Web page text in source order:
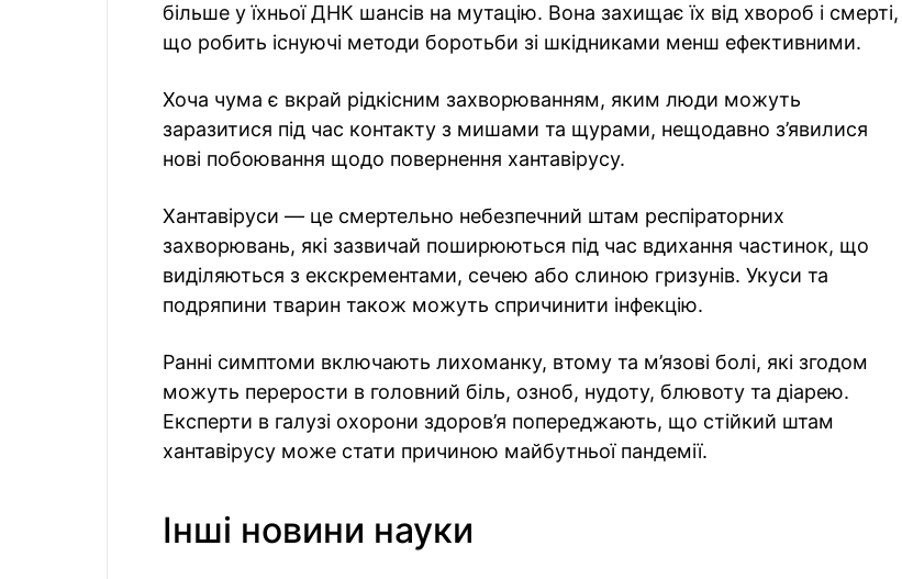
більше у їхньої ДНК шансів на мутацію. Вона захищає їх від хвороб і смерті,
що робить існуючі методи боротьби зі шкідниками менш ефективними.
Хоча чума є вкрай рідкісним захворюванням, яким люди можуть
заразитися під час контакту з мишами та щурами, нещодавно з’явилися
нові побоювання щодо повернення хантавірусу.
Хантавіруси — це смертельно небезпечний штам респіраторних
захворювань, які зазвичай поширюються під час вдихання частинок, що
виділяються з екскрементами, сечею або слиною гризунів. Укуси та
подряпини тварин також можуть спричинити інфекцію.
Ранні симптоми включають лихоманку, втому та м’язові болі, які згодом
можуть перерости в головний біль, озноб, нудоту, блювоту та діарею.
Експерти в галузі охорони здоров’я попереджають, що стійкий штам
хантавірусу може стати причиною майбутньої пандемії.
Інші новини науки